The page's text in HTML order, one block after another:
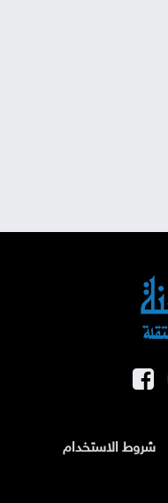
شروط الاستخدام